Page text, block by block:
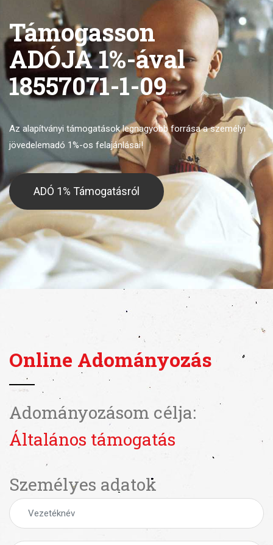
Támogasson
ADÓJA 1%-ával
18557071-1-09
Az alapítványi támogatások legnagyobb forrásaa személyi
jövedelemadó 1%-os felajánlásai!
ADÓ 1% Támogatásról
Online Adományozás
Adományozásom célja:
Általános támogatás
Személyes adatok